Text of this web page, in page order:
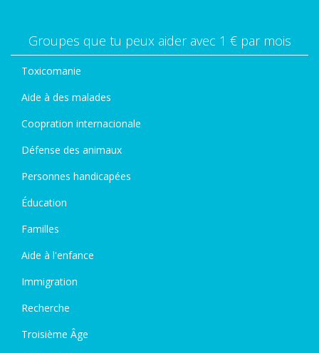
Groupes que tu peux aider avec 1 € par mois
Toxicomanie
Aide à des malades
Coopration internacionale
Défense des animaux
Personnes handicapées
Éducation
Familles
Aide à l'enfance
Immigration
Recherche
Troisième Âge